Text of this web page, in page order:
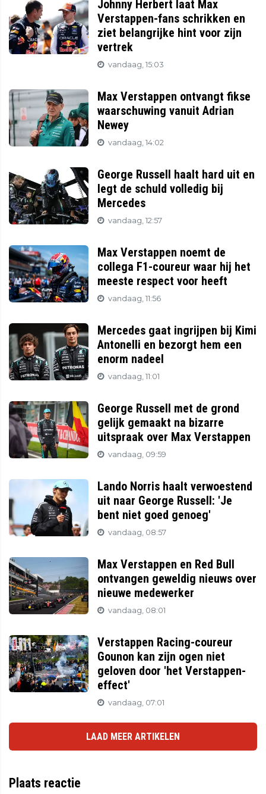
Johnny Herbert laat Max
Verstappen-fans schrikken en
ziet belangrijke hint voor zijn
vertrek
vandaag, 15:03
Max Verstappen ontvangt fikse
waarschuwing vanuit Adrian
Newey
vandaag, 14:02
George Russell haalt hard uit en
legt de schuld volledig bij
Mercedes
vandaag, 12:57
Max Verstappen noemt de
collega F1-coureur waar hij het
meeste respect voor heeft
vandaag, 11:56
Mercedes gaat ingrijpen bij Kimi
Antonelli en bezorgt hem een
enorm nadeel
vandaag, 11:01
George Russell met de grond
gelijk gemaakt na bizarre
uitspraak over Max Verstappen
vandaag, 09:59
Lando Norris haalt verwoestend
uit naar George Russell: 'Je
bent niet goed genoeg'
vandaag, 08:57
Max Verstappen en Red Bull
ontvangen geweldig nieuws over
nieuwe medewerker
vandaag, 08:01
Verstappen Racing-coureur
Gounon kan zijn ogen niet
geloven door 'het Verstappen-
effect'
vandaag, 07:01
LAAD MEER ARTIKELEN
Plaats reactie